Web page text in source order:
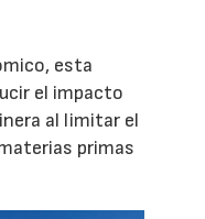
esta
el impacto
al limitar el
primas